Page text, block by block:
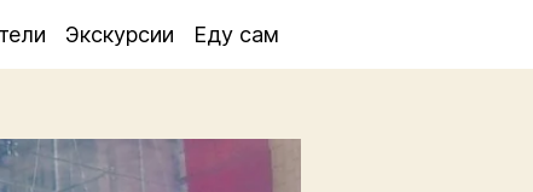
Экскурсии Еду сам